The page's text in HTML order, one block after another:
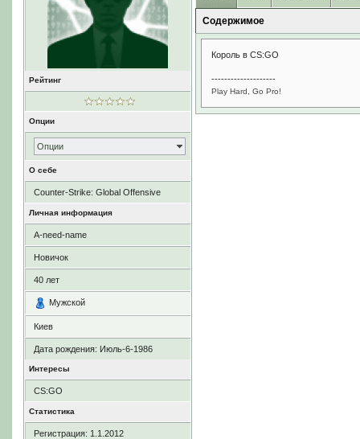
Рейтинг
Опции
Опции
О себе
Counter-Strike: Global Offensive
Личная информация
A-need-name
Новичок
40 лет
Мужской
Киев
Дата рождения: Июль-6-1986
Интересы
CS:GO
Статистика
Регистрация: 1.1.2012
Содержимое
Король в CS:GO
--------------------
Play Hard, Go Pro!